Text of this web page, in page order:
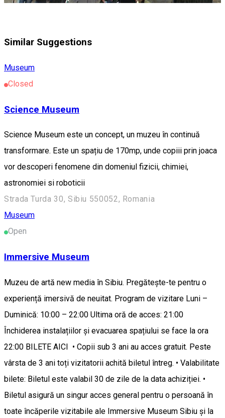
Similar Suggestions
Museum
Closed
Science Museum
Science Museum este un concept, un muzeu în continuă
transformare. Este un spațiu de 170mp, unde copiii prin joaca
vor descoperi fenomene din domeniul fizicii, chimiei,
astronomiei si roboticii
Strada Turda 30, Sibiu 550052, Romania
Museum
Open
Immersive Museum
Muzeu de artă new media în Sibiu. Pregătește-te pentru o
experiență imersivă de neuitat. Program de vizitare Luni –
Duminică: 10:00 – 22:00 Ultima oră de acces: 21:00
Închiderea instalațiilor și evacuarea spațiului se face la ora
22:00 BILETE AICI • Copii sub 3 ani au acces gratuit. Peste
vârsta de 3 ani toți vizitatorii achită biletul întreg. • Valabilitate
bilete: Biletul este valabil 30 de zile de la data achiziției. •
Biletul asigură un singur acces general pentru o persoană în
toate încăperile vizitabile ale Immersive Museum Sibiu și la